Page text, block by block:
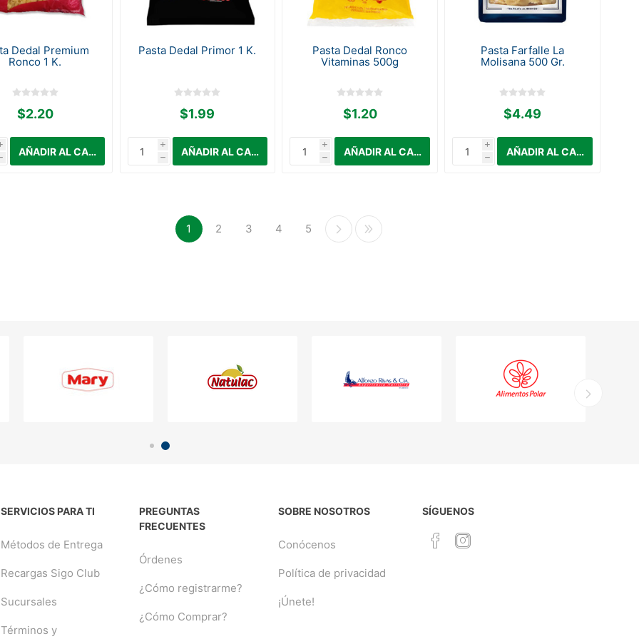
Dedal Premium
Ronco 1 K.
$2.20
Pasta Dedal Primor 1 K.
$1.99
i
h
Pasta Dedal Ronco
Vitaminas 500g
$1.20
i
h
Pasta Farfalle La
Molisana 500 Gr.
$4.49
i
h
1 2 3 4 5
SERVICIOS PARA TI
Métodos de Entrega
Recargas Sigo Club
Sucursales
Términos y
PREGUNTAS
FRECUENTES
Órdenes
¿Cómo registrarme?
¿Cómo Comprar?
SOBRE NOSOTROS
Conócenos
Política de privacidad
¡Únete!
SÍGUENOS